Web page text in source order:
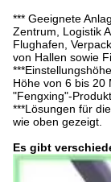
*** Geeignete
Zentrum, Logistik
Flughafen,
von Hallen sowie
Höhe von 6 bis 20
"Fengxing"-
***Lösungen für
wie oben gezeigt.
Es gibt